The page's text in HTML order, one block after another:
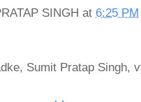
SINGH at 6:25 PM
Sumit Pratap Singh,